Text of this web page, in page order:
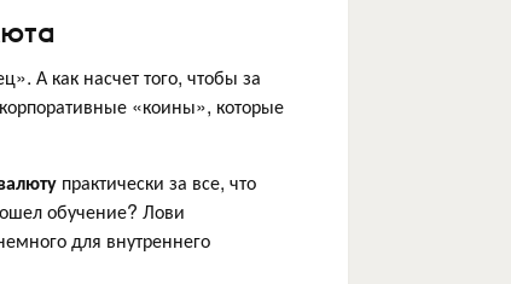
А как насчет того, чтобы за
«коины», которые
практически за все, что
обучение? Лови
для внутреннего